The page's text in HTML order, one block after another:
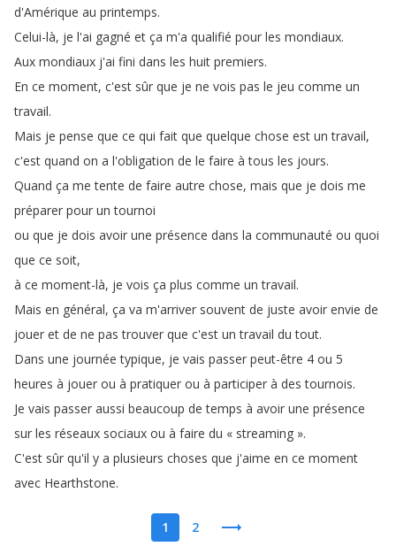
d'Amérique au printemps.
Celui-là, je l'ai gagné et ça m'a qualifié pour les mondiaux.
Aux mondiaux j'ai fini dans les huit premiers.
En ce moment, c'est sûr que je ne vois pas le jeu comme un
travail.
Mais je pense que ce qui fait que quelque chose est un travail,
c'est quand on a l'obligation de le faire à tous les jours.
Quand ça me tente de faire autre chose, mais que je dois me
préparer pour un tournoi
ou que je dois avoir une présence dans la communauté ou quoi
que ce soit,
à ce moment-là, je vois ça plus comme un travail.
Mais en général, ça va m'arriver souvent de juste avoir envie de
jouer et de ne pas trouver que c'est un travail du tout.
Dans une journée typique, je vais passer peut-être 4 ou 5
heures à jouer ou à pratiquer ou à participer à des tournois.
Je vais passer aussi beaucoup de temps à avoir une présence
sur les réseaux sociaux ou à faire du « streaming ».
C'est sûr qu'il y a plusieurs choses que j'aime en ce moment
avec Hearthstone.
1 2